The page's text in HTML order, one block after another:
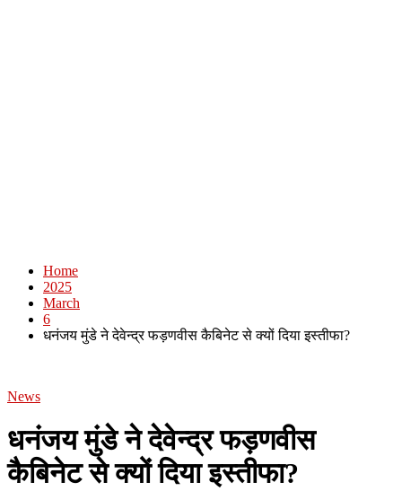
Home
2025
March
6
धनंजय मुंडे ने देवेन्द्र फड़णवीस कैबिनेट से क्यों दिया इस्तीफा?
News
धनंजय मुंडे ने देवेन्द्र फड़णवीस
कैबिनेट से क्यों दिया इस्तीफा?